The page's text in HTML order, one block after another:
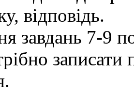
відповідь.
завдань 7-9
записати